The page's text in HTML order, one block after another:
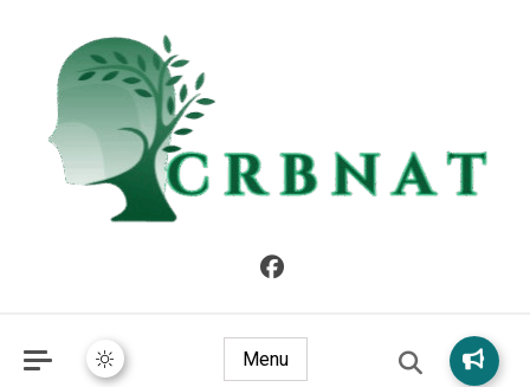
Menu